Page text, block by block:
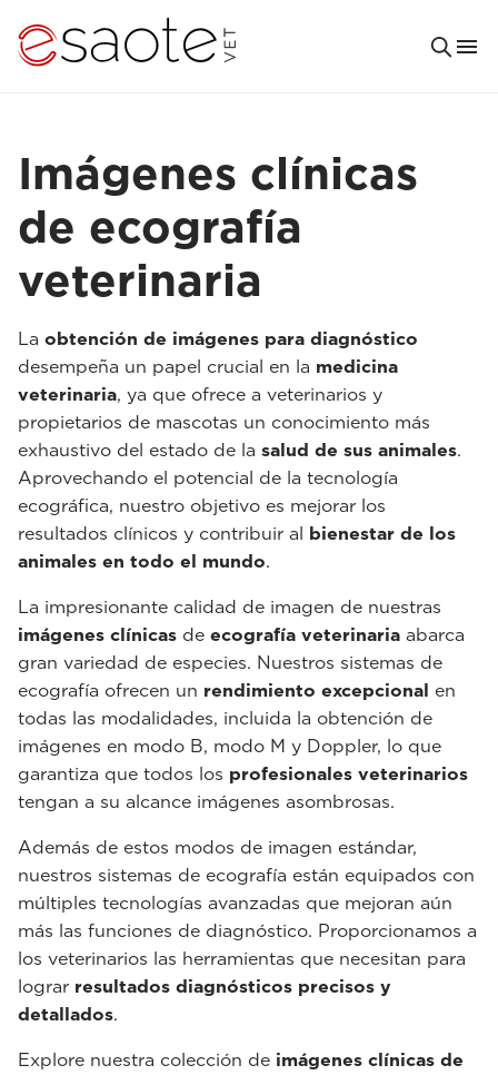
Imágenes clínicas
de ecografía
veterinaria
La obtención de imágenes para diagnóstico
desempeña un papel crucial en la medicina
veterinaria, ya que ofrece a veterinarios y
propietarios de mascotas un conocimiento más
exhaustivo del estado de la salud de sus animales.
Aprovechando el potencial de la tecnología
ecográfica, nuestro objetivo es mejorar los
resultados clínicos y contribuir al bienestar de los
animales en todo el mundo.
La impresionante calidad de imagen de nuestras
imágenes clínicas de ecografía veterinaria abarca
gran variedad de especies. Nuestros sistemas de
ecografía ofrecen un rendimiento excepcional en
todas las modalidades, incluida la obtención de
imágenes en modo B, modo M y Doppler, lo que
garantiza que todos los profesionales veterinarios
tengan a su alcance imágenes asombrosas.
Además de estos modos de imagen estándar,
nuestros sistemas de ecografía están equipados con
múltiples tecnologías avanzadas que mejoran aún
más las funciones de diagnóstico. Proporcionamos a
los veterinarios las herramientas que necesitan para
lograr resultados diagnósticos precisos y
detallados.
Explore nuestra colección de imágenes clínicas de